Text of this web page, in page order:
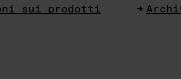
sui prodotti